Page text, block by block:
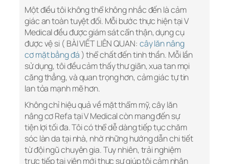
Một điều tôi không thể không nhắc đến là cảm
giác an toàn tuyệt đối. Mỗi bước thực hiện tại V
Medical đều được giám sát cẩn thận, dụng cụ
được vệ si ( BÀI VIẾT LIÊN QUAN: cây lăn nâng
cơ mặt bằng đá ) thể chất đến tinh thần. Mỗi lần
sử dụng, tôi đều cảm thấy thư giãn, xua tan mọi
căng thẳng, và quan trọng hơn, cảm giác tự tin
lan tỏa mạnh mẽ hơn.
Không chỉ hiệu quả về mặt thẩm mỹ, cây lăn
nâng cơ Refa tại V Medical còn mang đến sự
tiện lợi tối đa. Tôi có thể dễ dàng tiếp tục chăm
sóc làn da tại nhà, nhờ những hướng dẫn chi tiết
từ đội ngũ chuyên gia. Tuy nhiên, trải nghiệm
trực tiếp tại viện mới thực sự giúp tôi cảm nhận